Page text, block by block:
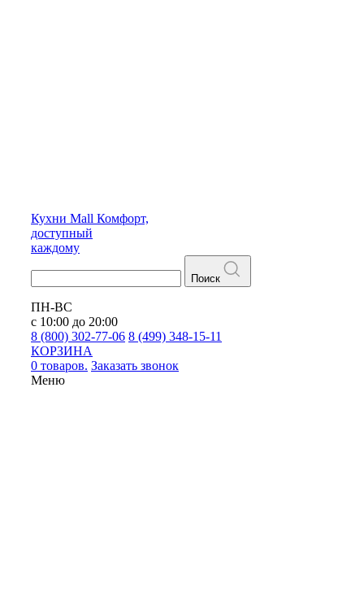
Кухни Mall Комфорт,
доступный
каждому
Поиск
ПН-ВС
с 10:00 до 20:00
8 (800) 302-77-06 8 (499) 348-15-11
КОРЗИНА
0 товаров. Заказать звонок
Меню